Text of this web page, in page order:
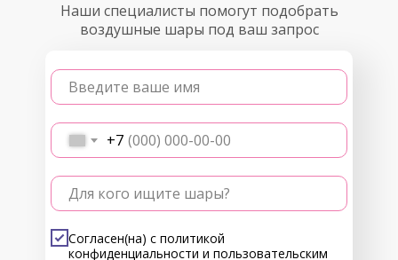
Наши специалисты помогут подобрать
воздушные шары под ваш запрос
Введите ваше имя
+7
Для кого ищите шары?
Согласен(на) с политикой
конфиденциальности и пользовательским